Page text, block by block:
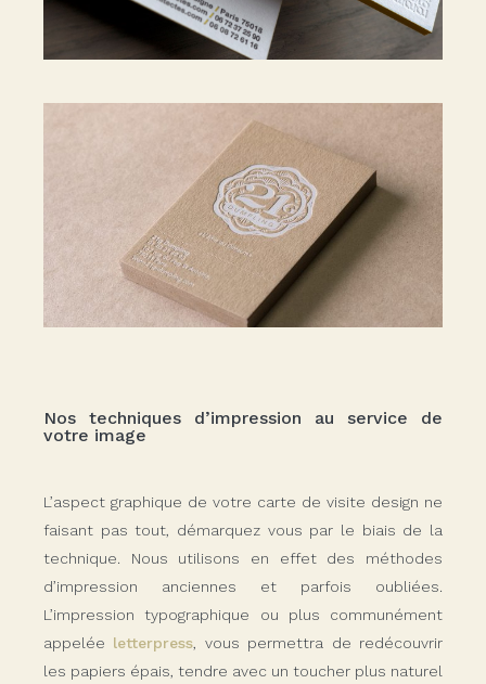
Nos techniques d’impression au service de
votre image
L’aspect graphique de votre carte de visite design ne
faisant pas tout, démarquez vous par le biais de la
technique. Nous utilisons en effet des méthodes
d’impression anciennes et parfois oubliées.
L’impression typographique ou plus communément
appelée letterpress , vous permettra de redécouvrir
les papiers épais, tendre avec un toucher plus naturel